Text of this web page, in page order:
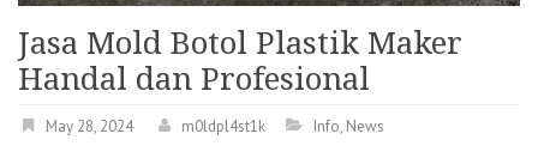
Jasa Mold Botol Plastik Maker
Handal dan Profesional
May 28, 2024 m0ldpl4st1k Info, News